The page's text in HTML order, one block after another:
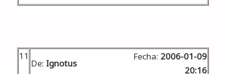
11
De: Ignotus
Fecha: 2006-01-09
20:16